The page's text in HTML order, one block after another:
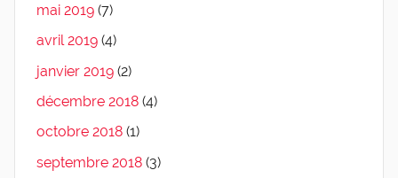
mai 2019 (7)
avril 2019 (4)
janvier 2019 (2)
décembre 2018 (4)
octobre 2018 (1)
septembre 2018 (3)